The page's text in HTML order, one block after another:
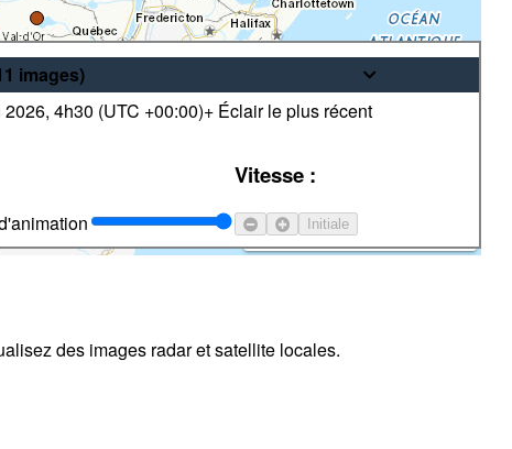
images)
2026, 4h30 (UTC +00:00)+ Éclair le plus récent
Vitesse :
Initiale
Canada, représenté par le ministre
des images radar et satellite locales.